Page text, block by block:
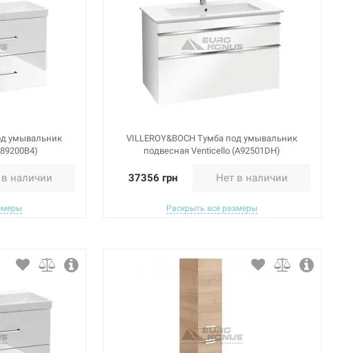
умывальник
наличии
VILLEROY&BOCH Тумба под умывальник
подвесная Venticello (A92501DH)
37356 грн Нет в наличии
Раскрыть все размеры